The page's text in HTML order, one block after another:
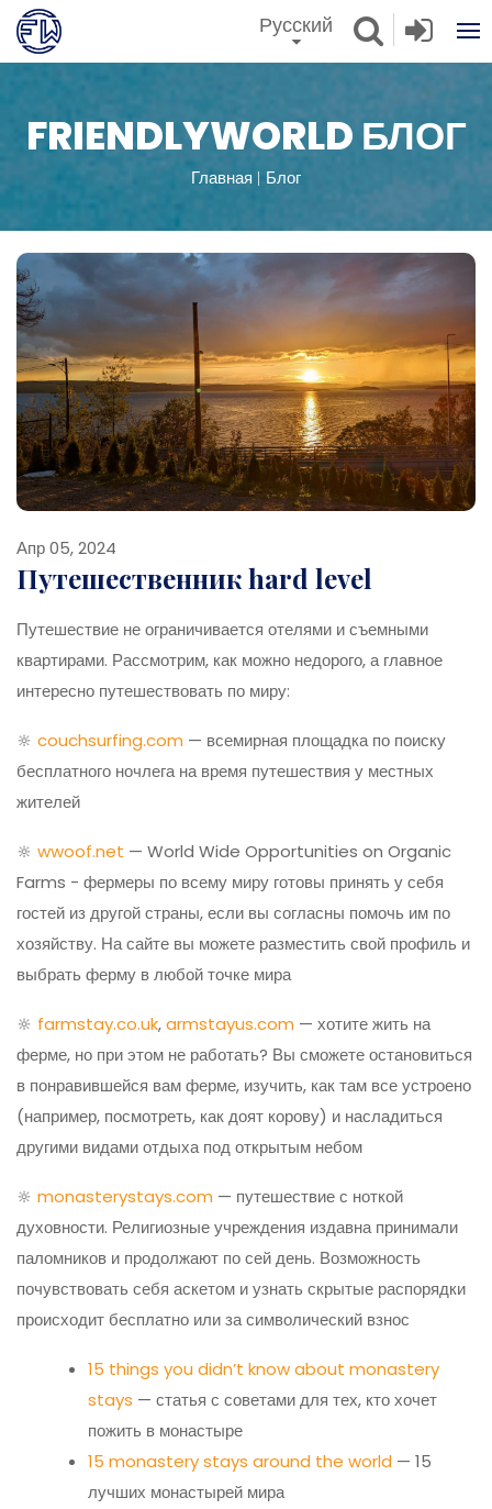
Русский
FRIENDLYWORLD БЛОГ
Главная Блог
Апр 05, 2024
Путешественник hard level
Путешествие не ограничивается отелями и съемными
квартирами. Рассмотрим, как можно недорого, а главное
интересно путешествовать по миру:
🔆 couchsurfing.com — всемирная площадка по поиску
бесплатного ночлега на время путешествия у местных
жителей
🔆 wwoof.net — World Wide Opportunities on Organic
Farms - фермеры по всему миру готовы принять у себя
гостей из другой страны, если вы согласны помочь им по
хозяйству. На сайте вы можете разместить свой профиль и
выбрать ферму в любой точке мира
🔆 farmstay.co.uk,armstayus.com — хотите жить на
ферме, но при этом не работать? Вы сможете остановиться
в понравившейся вам ферме, изучить, как там все устроено
(например, посмотреть, как доят корову) и насладиться
другими видами отдыха под открытым небом
🔆 monasterystays.com — путешествие с ноткой
духовности. Религиозные учреждения издавна принимали
паломников и продолжают по сей день. Возможность
почувствовать себя аскетом и узнать скрытые распорядки
происходит бесплатно или за символический взнос
15 things you didn’t know about monastery
stays — статья с советами для тех, кто хочет
пожить в монастыре
15 monastery stays around the world — 15
лучших монастырей мира